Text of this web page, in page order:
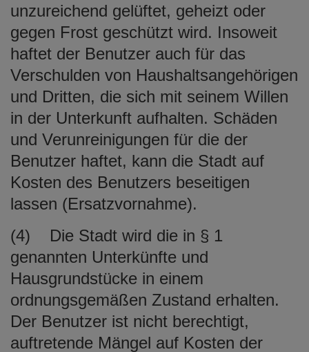
unzureichend gelüftet, geheizt oder
gegen Frost geschützt wird. Insoweit
haftet der Benutzer auch für das
Verschulden von Haushaltsangehörigen
und Dritten, die sich mit seinem Willen
in der Unterkunft aufhalten. Schäden
und Verunreinigungen für die der
Benutzer haftet, kann die Stadt auf
Kosten des Benutzers beseitigen
lassen (Ersatzvornahme).
(4) Die Stadt wird die in § 1
genannten Unterkünfte und
Hausgrundstücke in einem
ordnungsgemäßen Zustand erhalten.
Der Benutzer ist nicht berechtigt,
auftretende Mängel auf Kosten der